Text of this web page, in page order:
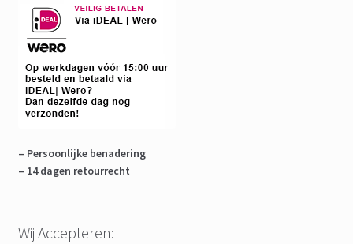
– Persoonlijke benadering
– 14 dagen retourrecht
Wij Accepteren: